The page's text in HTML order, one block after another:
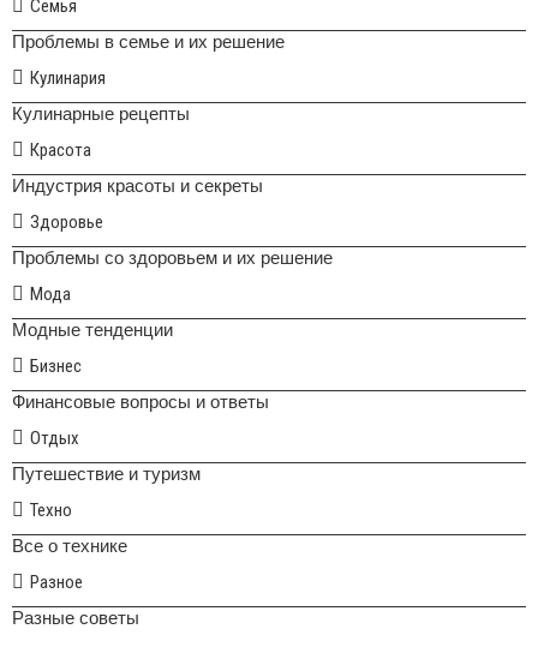
Семья
Проблемы в семье и их решение
Кулинария
Кулинарные рецепты
Красота
Индустрия красоты и секреты
Здоровье
Проблемы со здоровьем и их решение
Мода
Модные тенденции
Бизнес
Финансовые вопросы и ответы
Отдых
Путешествие и туризм
Техно
Все о технике
Разное
Разные советы